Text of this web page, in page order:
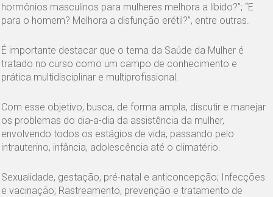
hormônios masculinos para mulheres melhora a libido?”; “E
para o homem? Melhora a disfunção erétil?”, entre outras.
É importante destacar que o tema da Saúde da Mulher é
tratado no curso como um campo de conhecimento e
prática multidisciplinar e multiprofissional.
Com esse objetivo, busca, de forma ampla, discutir e manejar
os problemas do dia-a-dia da assistência da mulher,
envolvendo todos os estágios de vida, passando pelo
intrauterino, infância, adolescência até o climatério.
Sexualidade, gestação, pré-natal e anticoncepção; Infecções
e vacinação; Rastreamento, prevenção e tratamento de